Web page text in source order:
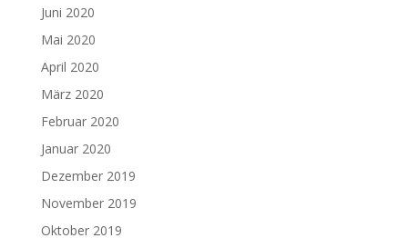
Juni 2020
Mai 2020
April 2020
März 2020
Februar 2020
Januar 2020
Dezember 2019
November 2019
Oktober 2019